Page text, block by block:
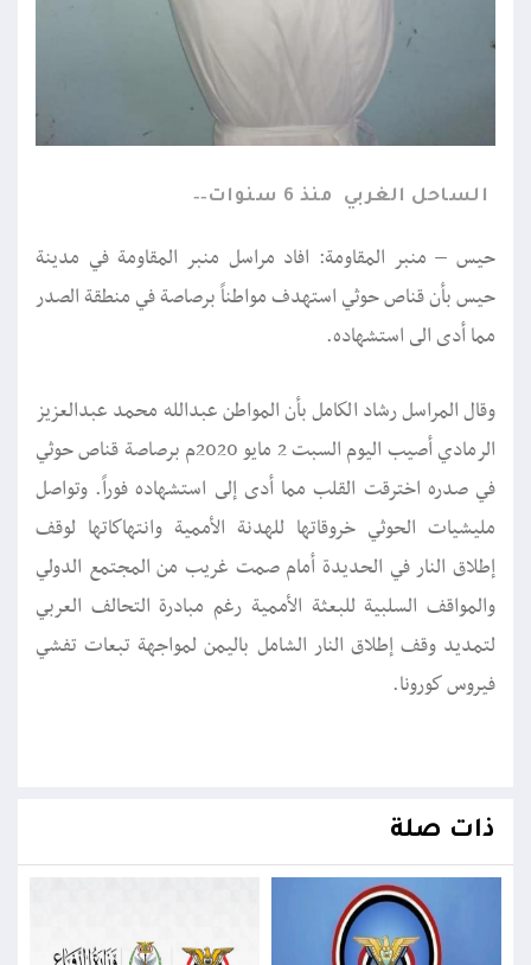
الساحل الغربي منذ 6 سنوات
حيس – منبر المقاومة: افاد مراسل منبر المقاومة في مدينة
حيس بأن قناص حوثي استهدف مواطناً برصاصة في منطقة الصدر
مما أدى الى استشهاده.
وقال المراسل رشاد الكامل بأن المواطن عبدالله محمد عبدالعزيز
الرمادي أصيب اليوم السبت 2 مايو 2020م برصاصة قناص حوثي
في صدره اخترقت القلب مما أدى إلى استشهاده فوراً. وتواصل
مليشيات الحوثي خروقاتها للهدنة الأممية وانتهاكاتها لوقف
إطلاق النار في الحديدة أمام صمت غريب من المجتمع الدولي
والمواقف السلبية للبعثة الأممية رغم مبادرة التحالف العربي
لتمديد وقف إطلاق النار الشامل باليمن لمواجهة تبعات تفشي
فيروس كورونا.
ذات صلة